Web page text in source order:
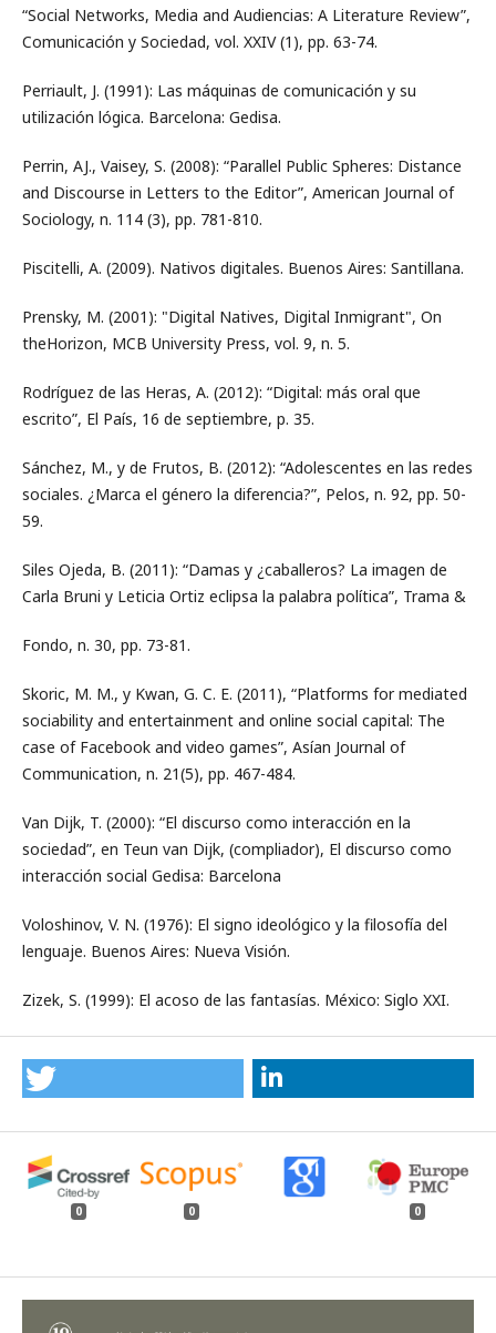
“Social Networks, Media and Audiencias: A Literature Review”,
Comunicación y Sociedad, vol. XXIV (1), pp. 63-74.
Perriault, J. (1991): Las máquinas de comunicación y su
utilización lógica. Barcelona: Gedisa.
Perrin, AJ., Vaisey, S. (2008): “Parallel Public Spheres: Distance
and Discourse in Letters to the Editor”, American Journal of
Sociology, n. 114 (3), pp. 781-810.
Piscitelli, A. (2009). Nativos digitales. Buenos Aires: Santillana.
Prensky, M. (2001): "Digital Natives, Digital Inmigrant", On
theHorizon, MCB University Press, vol. 9, n. 5.
Rodríguez de las Heras, A. (2012): “Digital: más oral que
escrito”, El País, 16 de septiembre, p. 35.
Sánchez, M., y de Frutos, B. (2012): “Adolescentes en las redes
sociales. ¿Marca el género la diferencia?”, Pelos, n. 92, pp. 50-
59.
Siles Ojeda, B. (2011): “Damas y ¿caballeros? La imagen de
Carla Bruni y Leticia Ortiz eclipsa la palabra política”, Trama &
Fondo, n. 30, pp. 73-81.
Skoric, M. M., y Kwan, G. C. E. (2011), “Platforms for mediated
sociability and entertainment and online social capital: The
case of Facebook and video games”, Asían Journal of
Communication, n. 21(5), pp. 467-484.
Van Dijk, T. (2000): “El discurso como interacción en la
sociedad”, en Teun van Dijk, (compliador), El discurso como
interacción social Gedisa: Barcelona
Voloshinov, V. N. (1976): El signo ideológico y la filosofía del
lenguaje. Buenos Aires: Nueva Visión.
Zizek, S. (1999): El acoso de las fantasías. México: Siglo XXI.
0 0 0